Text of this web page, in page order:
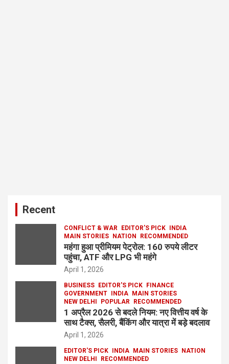
Recent
CONFLICT & WAR EDITOR'S PICK
INDIA
MAIN STORIES
NATION RECOMMENDED
महंगा हुआ प्रीमियम पेट्रोल: 160 रुपये लीटर
पहुंचा, ATF और LPG भी महंगे
April 1, 2026
BUSINESS EDITOR'S PICK
FINANCE
GOVERNMENT
INDIA
MAIN STORIES
NEW DELHI
POPULAR RECOMMENDED
1 अप्रैल 2026 से बदले नियम: नए वित्तीय वर्ष के
साथ टैक्स, सैलरी, बैंकिंग और यात्रा में बड़े बदलाव
April 1, 2026
EDITOR'S PICK INDIA MAIN STORIES
NATION
NEW DELHI
RECOMMENDED